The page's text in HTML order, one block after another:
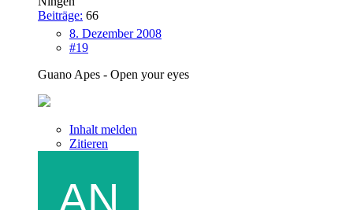
Beiträge: 66
8. Dezember 2008
#19
Guano Apes - Open your eyes
Inhalt melden
Zitieren